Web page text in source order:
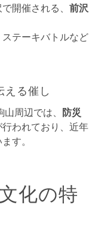
開催される、 前沢
テーキバトルなど
える催し
周辺では、 防災
行われており、近年
す。
化の特